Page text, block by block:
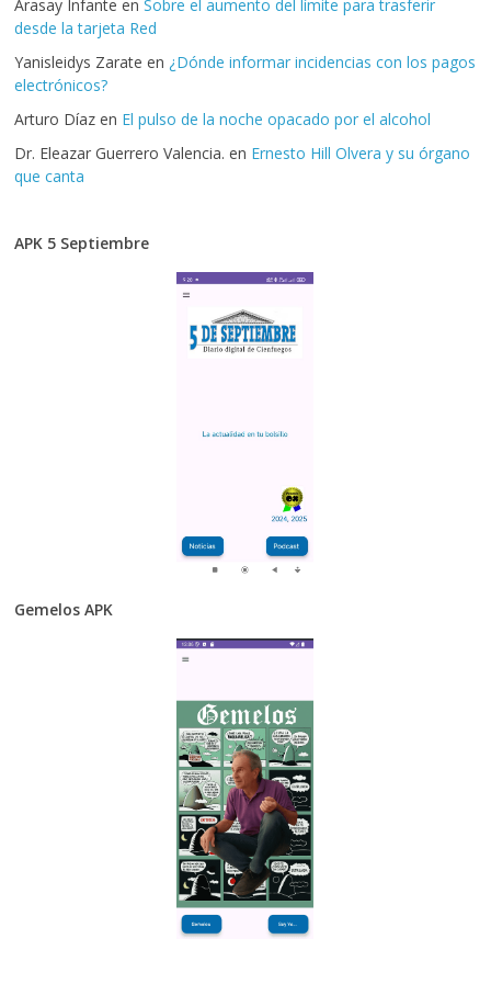
Arasay Infante enSobre el aumento del límite para trasferir
desde la tarjeta Red
Yanisleidys Zarate en ¿Dónde informar incidencias con los pagos
electrónicos?
Arturo Díaz en El pulso de la noche opacado por el alcohol
Dr. Eleazar Guerrero Valencia. en Ernesto Hill Olvera y su órgano
que canta
APK 5 Septiembre
Gemelos APK